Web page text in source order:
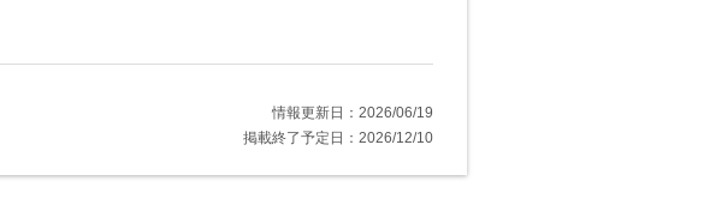
情報更新日：2026/06/19
掲載終了予定日：2026/12/10